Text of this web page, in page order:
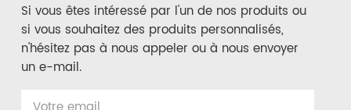
Si vous êtes intéressé par l'un de nos produits ou
si vous souhaitez des produits personnalisés,
n'hésitez pas à nous appeler ou à nous envoyer
un e-mail.